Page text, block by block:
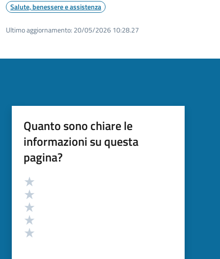
Salute, benessere e assistenza
Ultimo aggiornamento: 20/05/2026 10:28.27
Quanto sono chiare le
informazioni su questa
pagina?
Valutazione